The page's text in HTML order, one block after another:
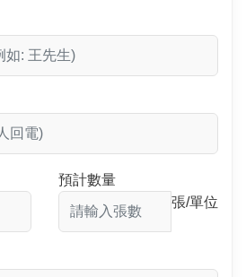
預計數量
張/單位